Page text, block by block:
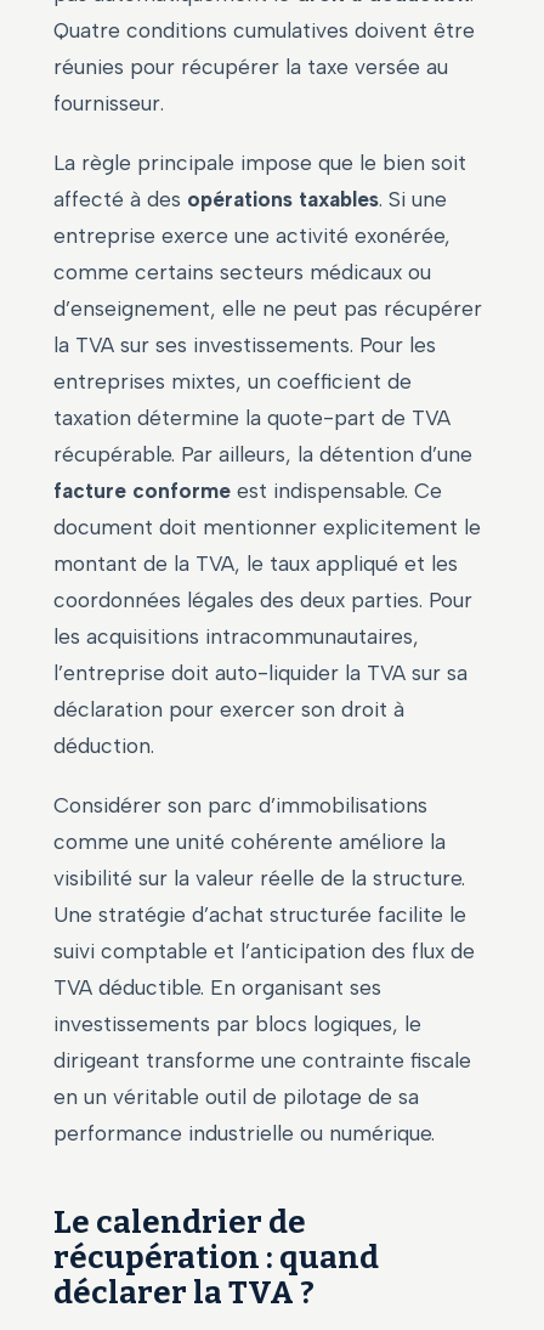
Quatre conditions cumulatives doivent être
réunies pour récupérer la taxe versée au
fournisseur.
La règle principale impose que le bien soit
affecté à des opérations taxables. Si une
entreprise exerce une activité exonérée,
comme certains secteurs médicaux ou
d’enseignement, elle ne peut pas récupérer
la TVA sur ses investissements. Pour les
entreprises mixtes, un coefficient de
taxation détermine la quote-part de TVA
récupérable. Par ailleurs, la détention d’une
facture conforme est indispensable. Ce
document doit mentionner explicitement le
montant de la TVA, le taux appliqué et les
coordonnées légales des deux parties. Pour
les acquisitions intracommunautaires,
l’entreprise doit auto-liquider la TVA sur sa
déclaration pour exercer son droit à
déduction.
Considérer son parc d’immobilisations
comme une unité cohérente améliore la
visibilité sur la valeur réelle de la structure.
Une stratégie d’achat structurée facilite le
suivi comptable et l’anticipation des flux de
TVA déductible. En organisant ses
investissements par blocs logiques, le
dirigeant transforme une contrainte fiscale
en un véritable outil de pilotage de sa
performance industrielle ou numérique.
Le calendrier de
récupération : quand
déclarer la TVA ?